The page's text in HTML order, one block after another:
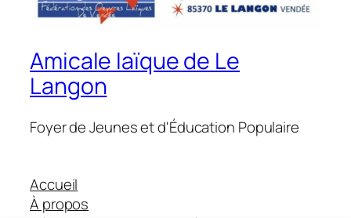
Amicale laïque de Le
Langon
Foyer de Jeunes et d'Éducation Populaire
Accueil
À propos